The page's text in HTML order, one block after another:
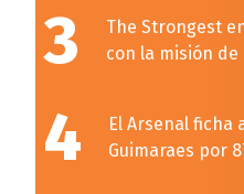
3
The Strongest
con la misión de
4
El Arsenal ficha
Guimaraes por